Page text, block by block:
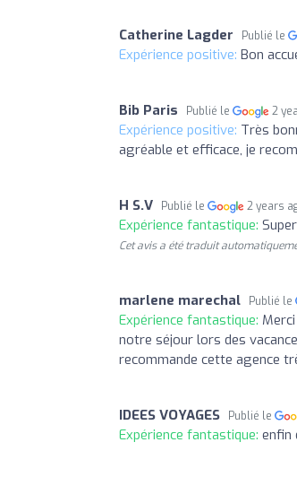
Catherine Lagder Publié le
Expérience positive: Bon
Bib Paris Publié le 2
Expérience positive: Très
agréable et efficace, je
H S.V Publié le 2 years
Expérience fantastique:
Cet avis a été traduit
marlene marechal Publié le
Expérience fantastique:
notre séjour lors des
recommande cette agence
IDEES VOYAGES Publié le
Expérience fantastique: enfin